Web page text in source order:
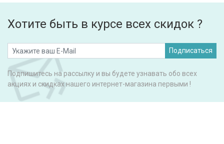
Хотите быть в курсе всех скидок ?
Подписаться
Подпишитесь на рассылку и вы будете узнавать обо всех
акциях и скидках нашего интернет-магазина первыми !